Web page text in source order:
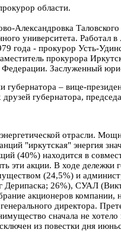
области.
Александровка
университета.
года - прокурор Усть-
прокурора
Заслуженный
– вице-
губернатора,
отрасли.
"иркутская" энергия
(40%) находится в
эти акции. В ходе
(24,5%) и
26%), СУАЛ
акционеров
директора.
сначала не хотело
из повестки дня